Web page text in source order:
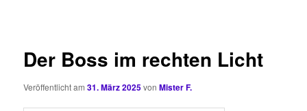
Der Boss im rechten Licht
Veröffentlicht am31. März 2025vonMister F.